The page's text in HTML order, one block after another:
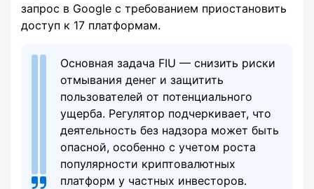
запрос в Google с требованием приостановить
доступ к 17 платформам.
Основная задача FIU — снизить риски
отмывания денег и защитить
пользователей от потенциального
ущерба. Регулятор подчеркивает, что
деятельность без надзора может быть
опасной, особенно с учетом роста
популярности криптовалютных
платформ у частных инвесторов.